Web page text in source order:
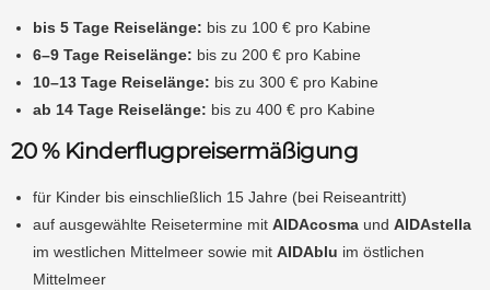
bis 5 Tage Reiselänge: bis zu 100 € pro Kabine
6–9 Tage Reiselänge: bis zu 200 € pro Kabine
10–13 Tage Reiselänge: bis zu 300 € pro Kabine
ab 14 Tage Reiselänge: bis zu 400 € pro Kabine
20 % Kinderflugpreisermäßigung
für Kinder bis einschließlich 15 Jahre (bei Reiseantritt)
auf ausgewählte Reisetermine mit AIDAcosma und AIDAstella
im westlichen Mittelmeer sowie mit AIDAblu im östlichen
Mittelmeer